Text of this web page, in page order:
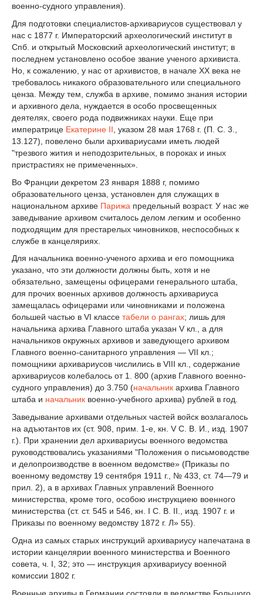
военно-судного управления).
Для подготовки специалистов-архивариусов существовал у
нас с 1877 г. Императорский археологический институт в
Спб. и открытый Московский археологический институт; в
последнем установлено особое звание ученого архивиста.
Но, к сожалению, у нас от архивистов, в начале XX века не
требовалось никакого образовательного или специального
ценза. Между тем, служба в архиве, помимо знания истории
и архивного дела, нуждается в особо просвещенных
деятелях, своего рода подвижниках науки. Еще при
императрице Екатерине II , указом 28 мая 1768 г. (П. С. 3.,
13.127), повелено были архивариусами иметь людей
"трезвого жития и неподозрительных, в пороках и иных
пристрастиях не примеченных».
Во Франции декретом 23 января 1888 г, помимо
образовательного ценза, установлен для служащих в
национальном архиве Парижа предельный возраст. У нас же
заведывание архивом считалось делом легким и особенно
подходящим для престарелых чиновников, неспособных к
службе в канцеляриях.
Для начальника военно-ученого архива и его помощника
указано, что эти должности должны быть, хотя и не
обязательно, замещены офицерами генерального штаба,
для прочих военных архивов должность архивариуса
замещалась офицерами или чиновниками и положена
большей частью в VI классе табели о рангах; лишь для
начальника архива Главного штаба указан V кл., а для
начальников окружных архивов и заведующего архивом
Главного военно-санитарного управления — VII кл.;
помощники архивариусов числились в VIII кл., содержание
архивариусов колебалось от 1. 800 (архив Главного военно-
судного управления) до 3.750 (начальник архива Главного
штаба и начальник военно-учебного архива) рублей в год.
Заведывание архивами отдельных частей войск возлагалось
на адъютантов их (ст. 908, прим. 1-е, кн. V С. В. И., изд. 1907
г.). При хранении дел архивариусы военного ведомства
руководствовались указаниями "Положения о письмоводстве
и делопроизводстве в военном ведомстве» (Приказы по
военному ведомству 19 сентября 1911 г., № 433, ст. 74—79 и
прил. 2), а в архивах Главных управлений Военного
министерства, кроме того, особою инструкциею военного
министерства (ст. ст. 545 и 546, кн. I С. В. II., изд. 1907 г. и
Приказы по военному ведомству 1872 г. Л» 55).
Одна из самых старых инструкций архивариусу напечатана в
истории канцелярии военного министерства и Военного
совета, ч. I, 32; это — инструкция архивариусу военной
комиссии 1802 г.
Военные архивы в Германии состояли в ведомстве Большого